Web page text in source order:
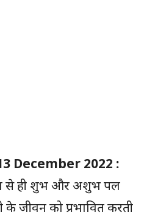
December 2022 :
से ही शुभ और अशुभ पल
जीवन को प्रभावित करती